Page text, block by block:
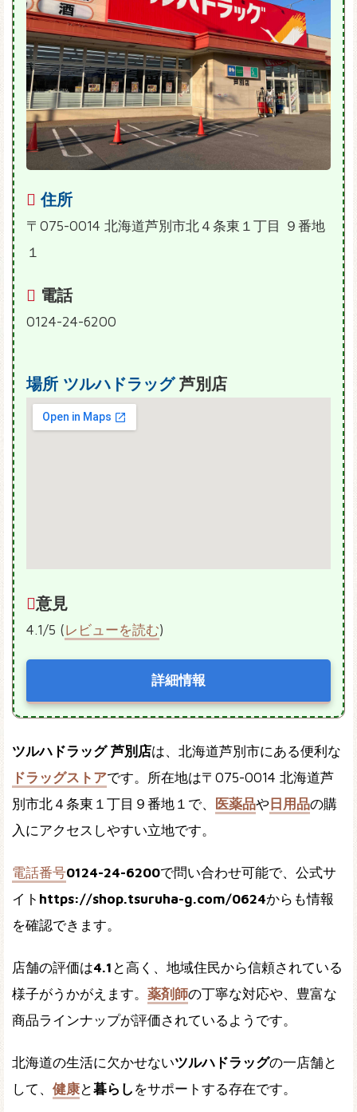
住所
〒075-0014 北海道芦別市北４条東１丁目 ９番地
１
電話
0124-24-6200
場所 ツルハドラッグ芦別店
意見
4.1/5 (レビューを読む)
詳細情報
ツルハドラッグ 芦別店は、北海道芦別市にある便利な
ドラッグストアです。所在地は〒075-0014 北海道芦
別市北４条東１丁目９番地１で、
医薬品や 日用品の購
入にアクセスしやすい立地です。
電話番号0124-24-6200で問い合わせ可能で、公式サ
イト https://shop.tsuruha-g.com/0624からも情報
を確認できます。
店舗の評価は4.1 と高く、地域住民から信頼されている
様子がうかがえます。 薬剤師の丁寧な対応や、豊富な
商品ラインナップが評価されているようです。
北海道の生活に欠かせないツルハドラッグの一店舗と
して、 健康と暮らし をサポートする存在です。